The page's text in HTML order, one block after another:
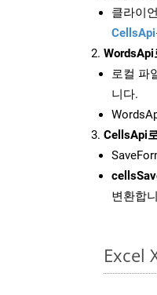
클라이
CellsApi
로컬 파
니다.
CellsApi
변환합
Excel